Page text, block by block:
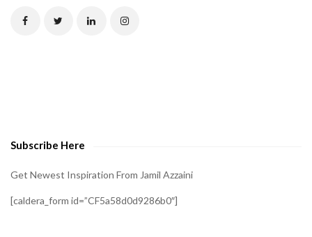
Subscribe Here
Get Newest Inspiration From Jamil Azzaini
[caldera_form id=”CF5a58d0d9286b0″]